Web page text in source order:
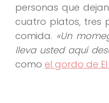
personas que
cuatro platos, tres
comida. «Un
lleva usted aquí
como el gordo de